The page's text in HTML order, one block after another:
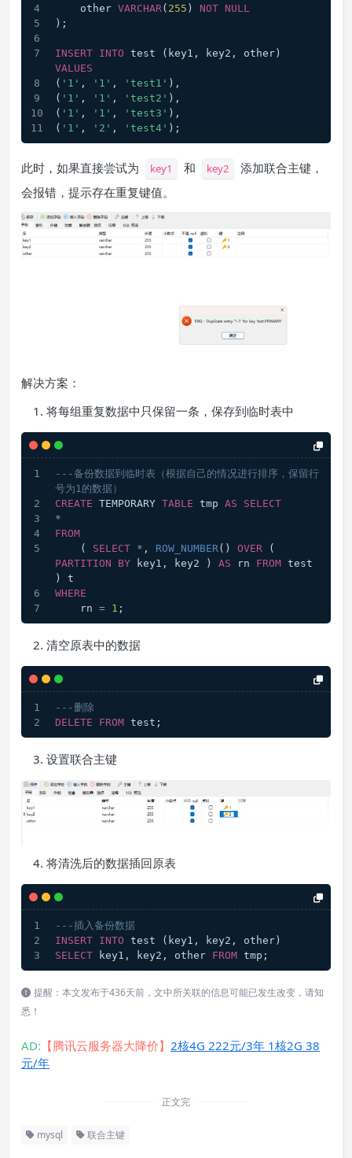
    other
VARCHAR( 255 ) NOT NULL
);
INSERT INTO
VALUES
( '1' , '1' , 'test1' ),
( '1' , '1' , 'test2' ),
( '1' , '1' , 'test3' ),
( '1' , '2' , 'test4' );
此时，如果直接尝试为 key1 和 key2
添加联合主键，
会报错，提示存在重复键值。
解决方案：
将每组重复数据中只保留一条，保存到临时表中
---备份数据到临时表（根据自己的情况进行排序，保留行
号为1的数据）
CREATE TEMPORARY TABLE tmp AS
SELECT
*
FROM
    (
SELECT * , ROW_NUMBER() OVER
PARTITION
BY key1, key2 ) AS rn FROM test
) t
WHERE
    rn
= 1 ;
清空原表中的数据
---删除
DELETE
FROM test;
设置联合主键
将清洗后的数据插回原表
---插入备份数据
INSERT INTO test (key1, key2, other)
SELECT key1, key2, other FROM tmp;
提醒：本文发布于436天前，文中所关联的信息可能已发生改变，请知
悉！
AD: 【腾讯云服务器大降价】 2核4G 222元/3年 1核2G 38
元/年
正文完
mysql 联合主键